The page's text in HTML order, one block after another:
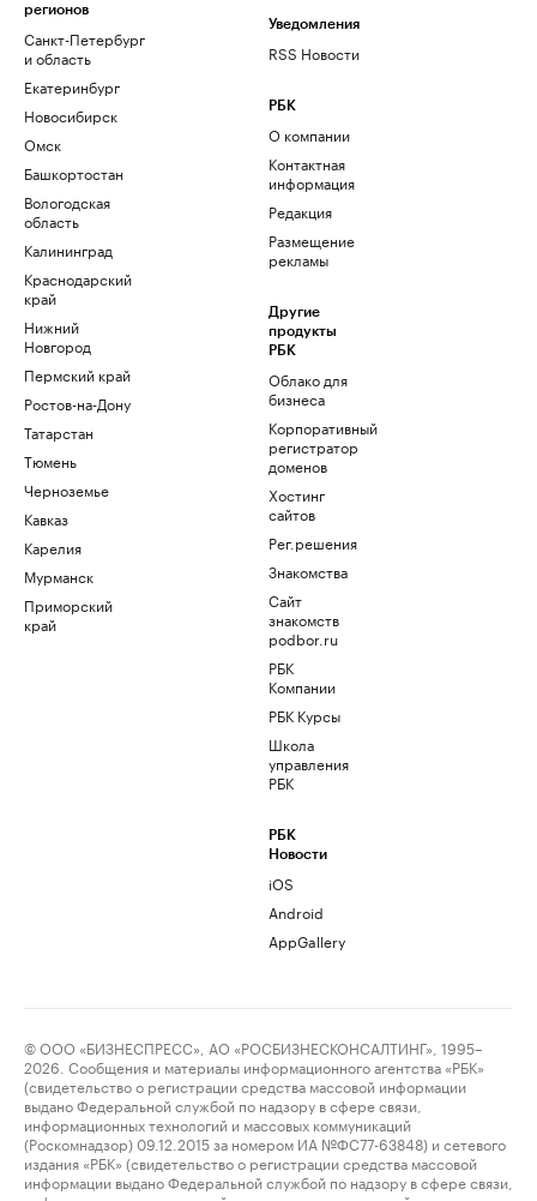
регионов
Санкт-Петербург
и область
Екатеринбург
Новосибирск
Омск
Башкортостан
Вологодская
область
Калининград
Краснодарский
край
Нижний
Новгород
Пермский край
Ростов-на-Дону
Татарстан
Тюмень
Черноземье
Кавказ
Карелия
Мурманск
Приморский
край
Уведомления
RSS Новости
РБК
О компании
Контактная
информация
Редакция
Размещение
рекламы
Другие
продукты
РБК
Облако для
бизнеса
Корпоративный
регистратор
доменов
Хостинг
сайтов
Рег.решения
Знакомства
Сайт
знакомств
podbor.ru
РБК
Компании
РБК Курсы
Школа
управления
РБК
РБК
Новости
iOS
Android
AppGallery
© ООО «БИЗНЕСПРЕСС», АО «РОСБИЗНЕСКОНСАЛТИНГ», 1995–
2026. Сообщения и материалы информационного агентства «РБК»
(свидетельство о регистрации средства массовой информации
выдано Федеральной службой по надзору в сфере связи,
информационных технологий и массовых коммуникаций
(Роскомнадзор) 09.12.2015 за номером ИА №ФС77-63848) и сетевого
издания «РБК» (свидетельство о регистрации средства массовой
информации выдано Федеральной службой по надзору в сфере связи,